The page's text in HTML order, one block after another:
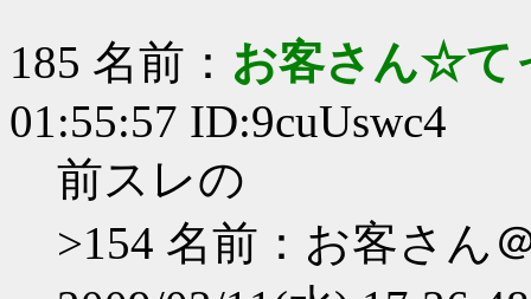
185 名前： お客さん☆て
01:55:57 ID:9cuUswc4
前スレの
>154 名前：お客さん